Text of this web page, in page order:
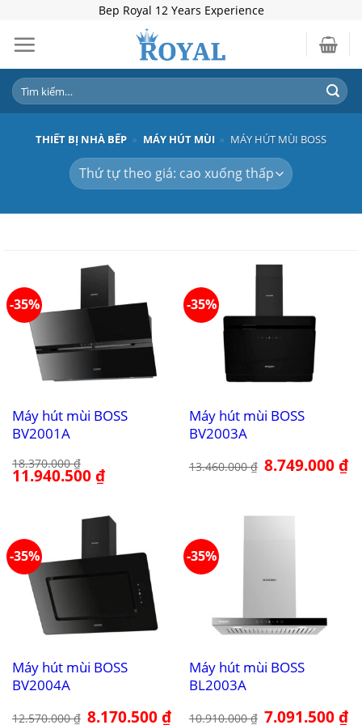
content
Bep Royal 12 Years Experience
Tìm
kiếm:
THIẾT BỊ NHÀ BẾP » MÁY HÚT MÙI » MÁY HÚT MÙI BOSS
-35%
Máy hút mùi BOSS
BV2001A
18.370.000₫
Giá
gốc
11.940.500₫Giá
hiện
11.940.500 ₫.
-35%
Máy hút mùi BOSS
BV2003A
13.460.000₫ Giá
gốc
8.749.000₫
-35%
Máy hút mùi BOSS
BV2004A
12.570.000₫ Giá
8.170.500₫Giá
-35%
Máy hút mùi BOSS
BL2003A
10.910.000₫ Giá
7.091.500₫